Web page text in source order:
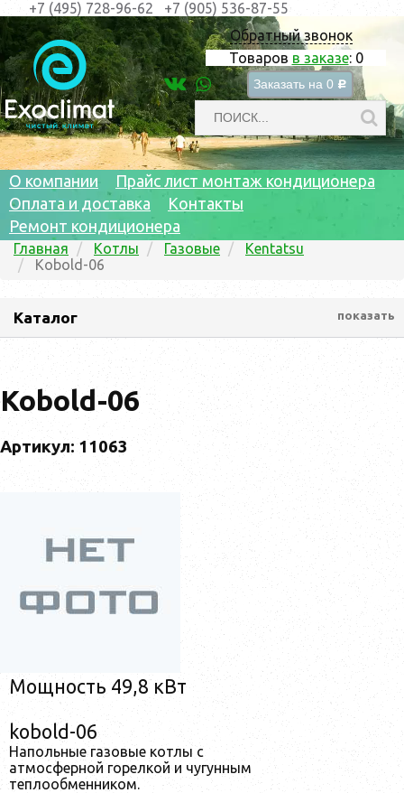
Обратный звонок
Товаров в заказе: 0
Заказать на 0 c
+7 (495) 728-96-62 +7 (905) 536-87-55
О компании
Прайс лист монтаж кондиционера
Оплата и доставка
Контакты
Ремонт кондиционера
Главная Котлы Газовые
Kentatsu
Kobold-06
Каталог показать
Kobold-06
Артикул: 11063
Мощность 49,8 кВт
kobold-06
Напольные газовые котлы с
атмосферной горелкой и чугунным
теплообменником.